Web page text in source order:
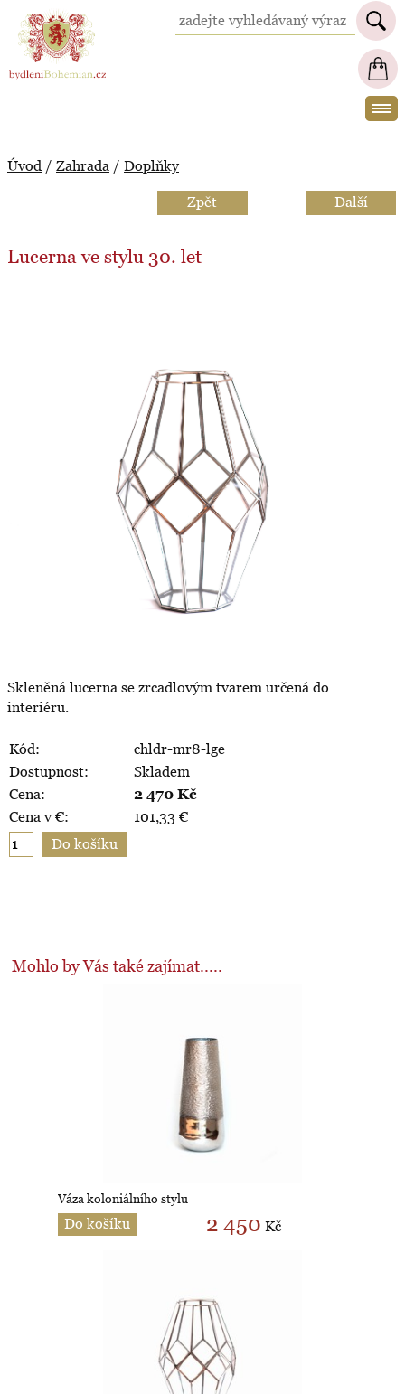
BydleniBohemian.cz
Úvod / Zahrada / Doplňky
Zpět Další
Lucerna ve stylu 30. let
Skleněná lucerna se zrcadlovým tvarem určená do
interiéru.
Kód:
chldr-mr8-lge
Dostupnost:
Skladem
Cena:
2 470 Kč
Cena v €:
101,33 €
Mohlo by Vás také zajímat.....
Váza koloniálního stylu
Do košíku 2 450 Kč